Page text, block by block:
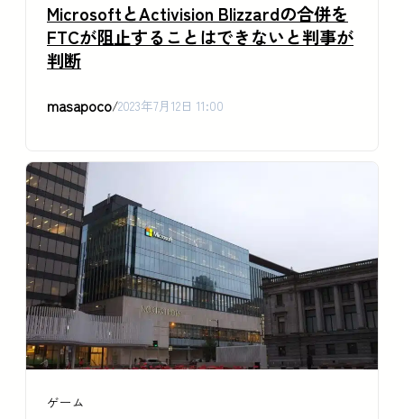
MicrosoftとActivision Blizzardの合併を
FTCが阻止することはできないと判事が
判断
masapoco/2023年7月12日 11:00
ゲーム